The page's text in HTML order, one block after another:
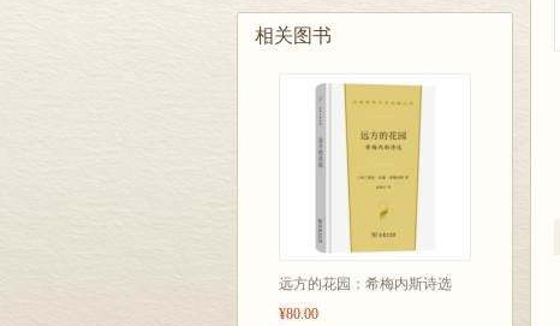
相关图书
远方的花园：希梅内斯诗选
¥80.00